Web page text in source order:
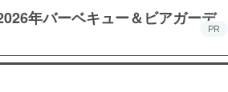
年バーベキュー＆ビアガーデ
PR